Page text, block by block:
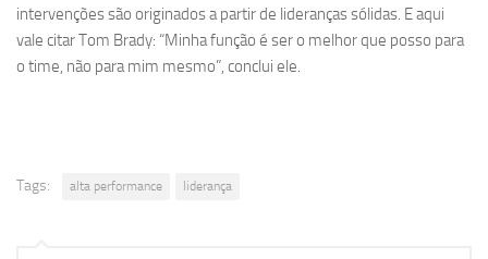
intervenções são originados a partir de lideranças sólidas. E aqui
vale citar Tom Brady: “Minha função é ser o melhor que posso para
o time, não para mim mesmo”, conclui ele.
Tags: alta performance liderança